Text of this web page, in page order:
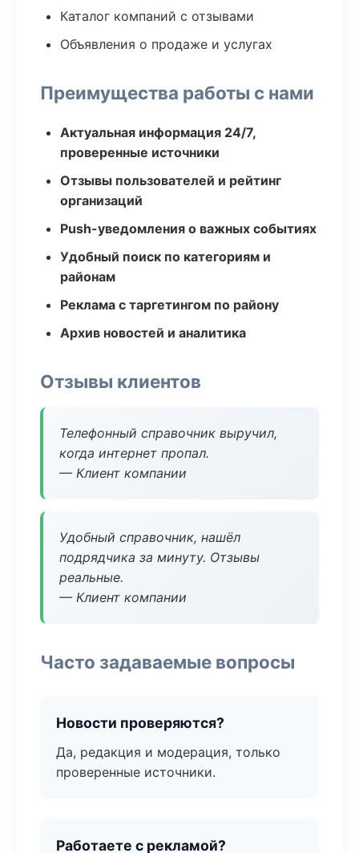
Каталог компаний с отзывами
Объявления о продаже и услугах
Преимущества работы с нами
Актуальная информация 24/7,
проверенные источники
Отзывы пользователей и рейтинг
организаций
Push-уведомления о важных событиях
Удобный поиск по категориям и
районам
Реклама с таргетингом по району
Архив новостей и аналитика
Отзывы клиентов
Телефонный справочник выручил,
когда интернет пропал.
— Клиент компании
Удобный справочник, нашёл
подрядчика за минуту. Отзывы
реальные.
— Клиент компании
Часто задаваемые вопросы
Новости проверяются?
Да, редакция и модерация, только
проверенные источники.
Работаете с рекламой?